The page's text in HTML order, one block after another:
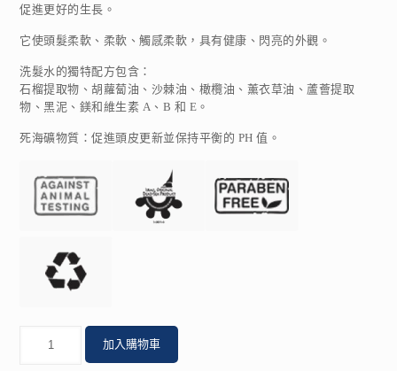
促進更好的生長。
它使頭髮柔軟、柔軟、觸感柔軟，具有健康、閃亮的外觀。
洗髮水的獨特配方包含：
石榴提取物、胡蘿蔔油、沙棘油、橄欖油、薰衣草油、蘆薈提取
物、黑泥、鎂和維生素 A、B 和 E。
死海礦物質：促進頭皮更新並保持平衡的 PH 值。
加入購物車